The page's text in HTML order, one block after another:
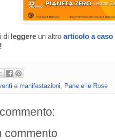
di leggere un altro articolo a caso
e manifestazioni Pane e le Rose
commento